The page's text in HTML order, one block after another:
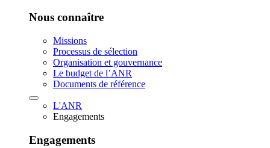
Nous connaître
Missions
Processus de sélection
Organisation et gouvernance
Le budget de l’ANR
Documents de référence
L'ANR
Engagements
Engagements